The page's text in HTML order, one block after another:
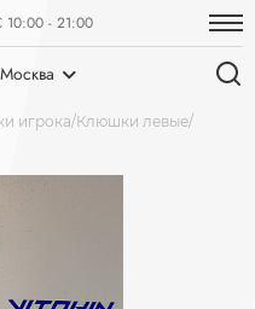
- 21:00
Москва
игрока Клюшки левые